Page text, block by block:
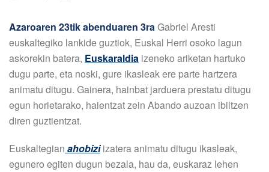
Azaroaren 23tik abenduaren 3raGabriel Aresti
euskaltegiko lankide guztiok, Euskal Herri osoko lagun
askorekin batera, Euskaraldia izeneko ariketan hartuko
dugu parte, eta noski, gure ikasleak ere parte hartzera
animatu ditugu. Gainera, hainbat jarduera prestatu ditugu
egun horietarako, haientzat zein Abando auzoan ibiltzen
diren guztientzat.
Euskaltegian ahobiziizatera animatu ditugu ikasleak,
egunero egiten dugun bezala, hau da, euskaraz lehen